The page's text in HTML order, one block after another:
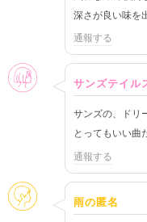
深さが良い味を
通報する
女性
サンズテイル
サンズの、ドリ
とってもいい曲
通報する
そのほか
雨の匿名